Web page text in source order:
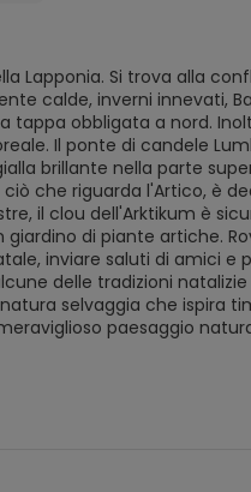
Lapponia. Si trova alla
calde, inverni innevati,
obbligata a nord.
Il ponte di candele
brillante nella parte
che riguarda l'Artico, è
il clou dell'Arktikum è
di piante artiche.
inviare saluti di amici
delle tradizioni
selvaggia che ispira
paesaggio